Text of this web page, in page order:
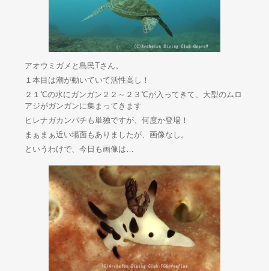
アオウミガメと島民Tさん。
１本目は潮が動いていて活性高し！
２１℃の水にガンガン２２～２３℃が入ってきて、大型のムロ
アジがガンガンに集まってきます
ヒレナガカンパチも単独ですが、何度か登場！
まぁまぁ近い場面もありましたが、画像なし。
というわけで、今日も画像は…